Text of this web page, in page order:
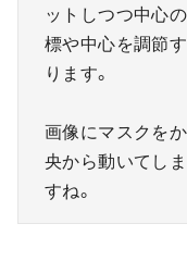
ットしつつ中心
標や中心を調節
ります。
画像にマスクを
央から動いてし
すね。